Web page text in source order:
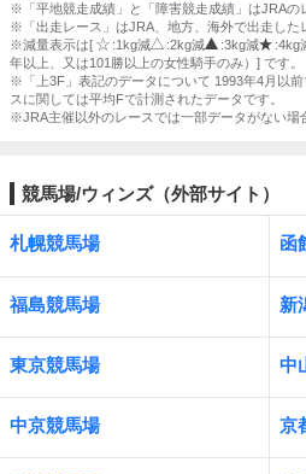
※「平地競走成績」と「障害競走成績」はJRAの
※「出走レース」はJRA、地方、海外で出走した
※減量表示は[
:1kg減 :2kg減 :3kg減 :4kg
年以上、又は101勝以上の女性騎手のみ）] です。
※「上3F」表記のデータについて 1993年4月以
スに関しては平均Fで計測されたデータです。
※JRA主催以外のレースでは一部データがない場
競馬場/ウィンズ（外部サイト）
札幌競馬場 函
福島競馬場 新
東京競馬場 中
中京競馬場 京